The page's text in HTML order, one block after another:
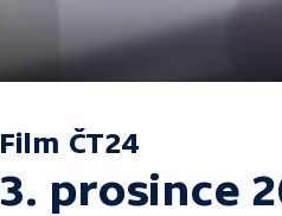
Film ČT24
3. prosince